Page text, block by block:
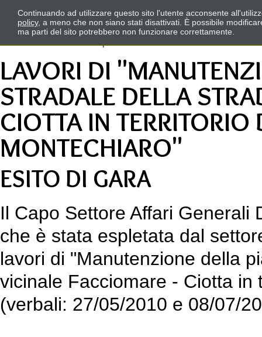
LAVORI DI
STRADALE DELLA
CIOTTA IN
MONTECHIARO"
ESITO DI GARA
Il Capo Settore Affari Generali
che è stata espletata dal
lavori di "Manutenzione della
vicinale Facciomare - Ciotta
(verbali: 27/05/2010 e 08/07/
Continuando ad utilizzare questo sito l'utente acconsente
policy, a meno che non siano stati disattivati. È possibile
ma parti del sito potrebbero non funzionare correttamente.